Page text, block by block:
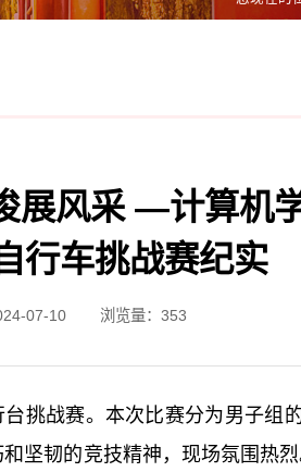
展风采 —计算机
行车挑战赛纪实
07-10 浏览量： 353
挑战赛。本次比赛分为男子组
坚韧的竞技精神，现场氛围热